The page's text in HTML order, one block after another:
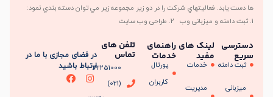
ها دست يابد. فعاليتهاي شرکت را در دو زير مجموعه زير مي توان دسته بندي نمود:
1. ثبت دامنه و میزبانی وب 2. طراحی وب سایت
دسترسی
سریع
ثبت دامنه
میزبانی
لینک های
مفید
خدمات
مدیریت
راهنمای
خدمات
پورتال
کاربران
تلفن های
تماس
22251000
(021)
در فضای مجازی با ما در
ارتباط باشید